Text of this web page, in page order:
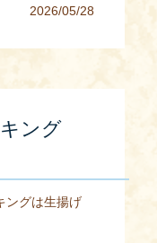
2026/05/28
ング
ングは生揚げ